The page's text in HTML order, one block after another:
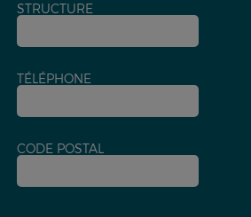
STRUCTURE
TÉLÉPHONE
CODE POSTAL